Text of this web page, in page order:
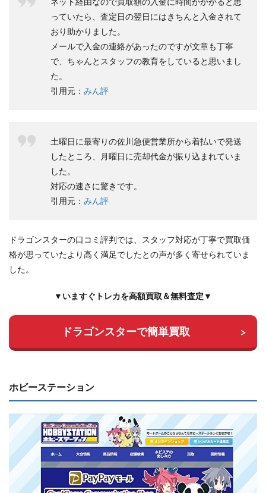
っていたら、査定日の翌日にはきちんと入金されて
おり助かりました。
メールで入金の連絡があったのですが文章も丁寧
で、ちゃんとスタッフの教育をしていると思いまし
た。
引用元： みん評
土曜日に最寄りの佐川急便営業所から着払いで発送
したところ、月曜日に売却代金が振り込まれていま
した。
対応の速さに驚きです。
引用元： みん評
ドラゴンスターの口コミ評判では、スタッフ対応が丁寧で買取価
格が思っていたより高く満足でしたとの声が多く寄せられていま
した。
▼いますぐトレカを高額買取＆無料査定▼
ドラゴンスターで簡単買取
ホビーステーション